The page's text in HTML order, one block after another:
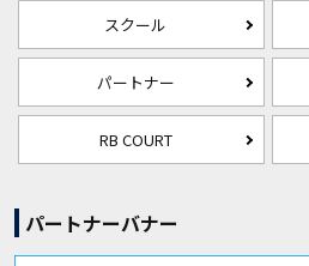
スクール
パートナー
RB COURT
パートナーバナー